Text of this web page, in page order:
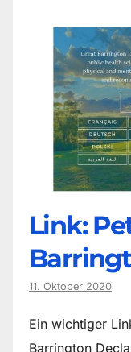
Link:
11. Oktober 2020
Ein wichtiger
Barrington